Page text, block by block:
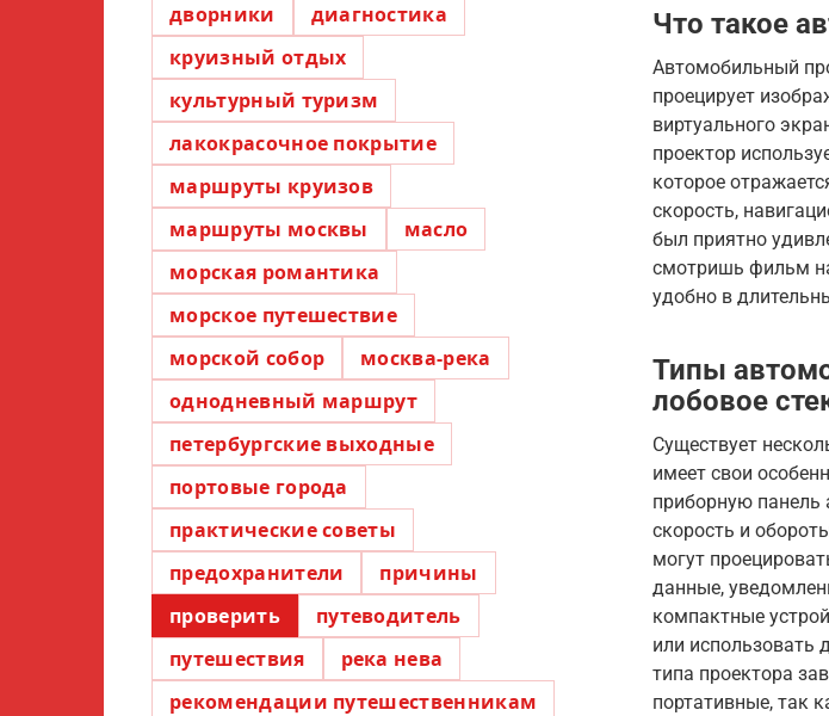
Что такое
Автомобильный
проецирует
виртуального
проектор
которое
скорость,
был приятно
смотришь фильм
удобно в
Типы
лобовое
Существует
имеет свои
приборную
скорость и
могут
данные,
компактные
или использовать
типа проектора
портативные, так
дворники
диагностика
круизный отдых
культурный туризм
лакокрасочное покрытие
маршруты круизов
маршруты москвы
масло
морская романтика
морское путешествие
морской собор
москва-река
однодневный маршрут
петербургские выходные
портовые города
практические советы
предохранители
причины
проверить
путеводитель
путешествия
река нева
рекомендации путешественникам